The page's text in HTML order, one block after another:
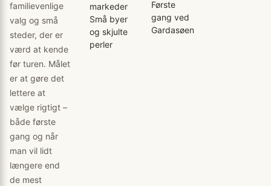
familievenlige
valg og små
steder, der er
værd at kende
før turen. Målet
er at gøre det
lettere at
vælge rigtigt –
både første
gang og når
man vil lidt
længere end
de mest
markeder
Små byer
og skjulte
perler
Første
gang ved
Gardasøen